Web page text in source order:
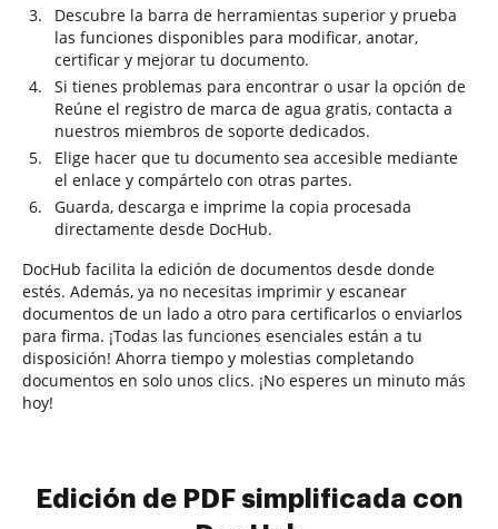
Descubre la barra de herramientas superior y prueba
las funciones disponibles para modificar, anotar,
certificar y mejorar tu documento.
Si tienes problemas para encontrar o usar la opción de
Reúne el registro de marca de agua gratis, contacta a
nuestros miembros de soporte dedicados.
Elige hacer que tu documento sea accesible mediante
el enlace y compártelo con otras partes.
Guarda, descarga e imprime la copia procesada
directamente desde DocHub.
DocHub facilita la edición de documentos desde donde
estés. Además, ya no necesitas imprimir y escanear
documentos de un lado a otro para certificarlos o enviarlos
para firma. ¡Todas las funciones esenciales están a tu
disposición! Ahorra tiempo y molestias completando
documentos en solo unos clics. ¡No esperes un minuto más
hoy!
Edición de PDF simplificada con